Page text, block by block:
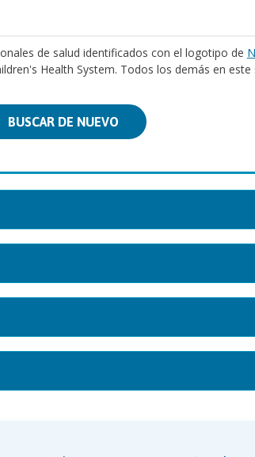
de salud identificados con el logotipo de
Health System. Todos los demás en
BUSCAR DE NUEVO